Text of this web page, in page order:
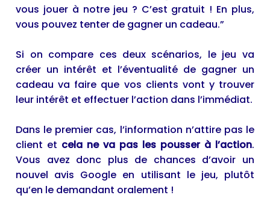
vous jouer à notre jeu ? C’est gratuit ! En plus,
vous pouvez tenter de gagner un cadeau.”
Si on compare ces deux scénarios, le jeu va
créer un intérêt et l’éventualité de gagner un
cadeau va faire que vos clients vont y trouver
leur intérêt et effectuer l’action dans l’immédiat.
Dans le premier cas, l’information n’attire pas le
client et cela ne va pas les pousser à l’action.
Vous avez donc plus de chances d’avoir un
nouvel avis Google en utilisant le jeu, plutôt
qu’en le demandant oralement !